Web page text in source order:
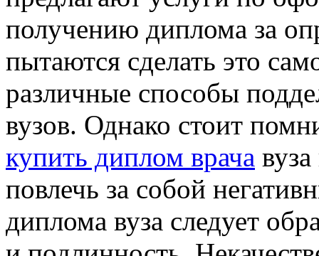
получению диплома за
пытаются сделать это
различные способы
вузов. Однако стоит
купить диплом врача
повлечь за собой
диплома вуза следует